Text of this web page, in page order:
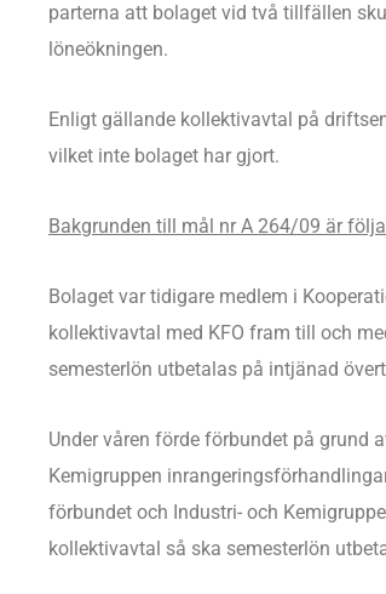
parterna att bolaget vid två tillfällen
löneökningen.
Enligt gällande kollektivavtal på
vilket inte bolaget har gjort.
Bakgrunden till mål nr A 264/09 är
Bolaget var tidigare medlem i
kollektivavtal med KFO fram till och
semesterlön utbetalas på intjänad
Under våren förde förbundet på grund
Kemigruppen
förbundet och Industri- och
kollektivavtal så ska semesterlön